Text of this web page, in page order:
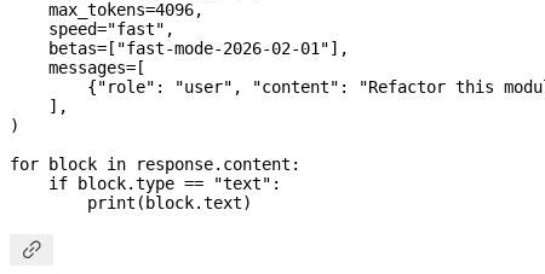
    max_tokens
=4096,
    speed
="fast" ,
    betas
= [ "fast-mode-2026-02-01"],
    messages
= [
        {
"role" : "user" , "content" : "Refactor this
    ],
)
for block in response.content:
    if
block.type == "text" :
        print
(block.text)
